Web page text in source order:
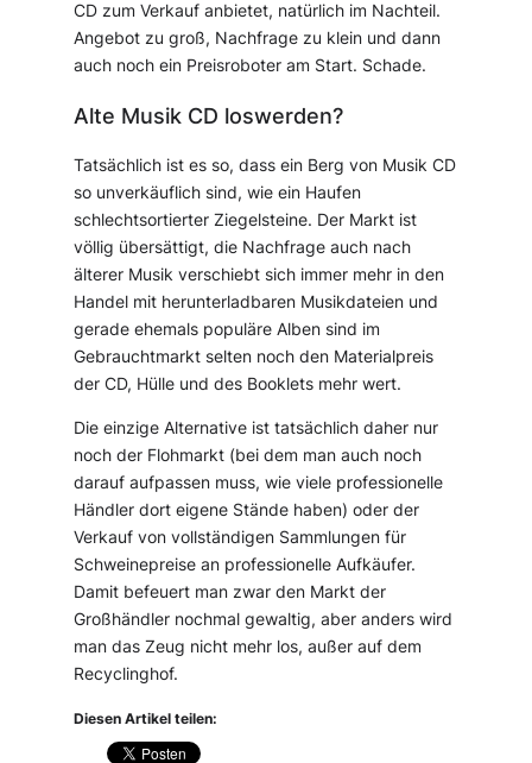
CD zum Verkauf anbietet, natürlich im Nachteil.
Angebot zu groß, Nachfrage zu klein und dann
auch noch ein Preisroboter am Start. Schade.
Alte Musik CD loswerden?
Tatsächlich ist es so, dass ein Berg von Musik CD
so unverkäuflich sind, wie ein Haufen
schlechtsortierter Ziegelsteine. Der Markt ist
völlig übersättigt, die Nachfrage auch nach
älterer Musik verschiebt sich immer mehr in den
Handel mit herunterladbaren Musikdateien und
gerade ehemals populäre Alben sind im
Gebrauchtmarkt selten noch den Materialpreis
der CD, Hülle und des Booklets mehr wert.
Die einzige Alternative ist tatsächlich daher nur
noch der Flohmarkt (bei dem man auch noch
darauf aufpassen muss, wie viele professionelle
Händler dort eigene Stände haben) oder der
Verkauf von vollständigen Sammlungen für
Schweinepreise an professionelle Aufkäufer.
Damit befeuert man zwar den Markt der
Großhändler nochmal gewaltig, aber anders wird
man das Zeug nicht mehr los, außer auf dem
Recyclinghof.
Diesen Artikel teilen: